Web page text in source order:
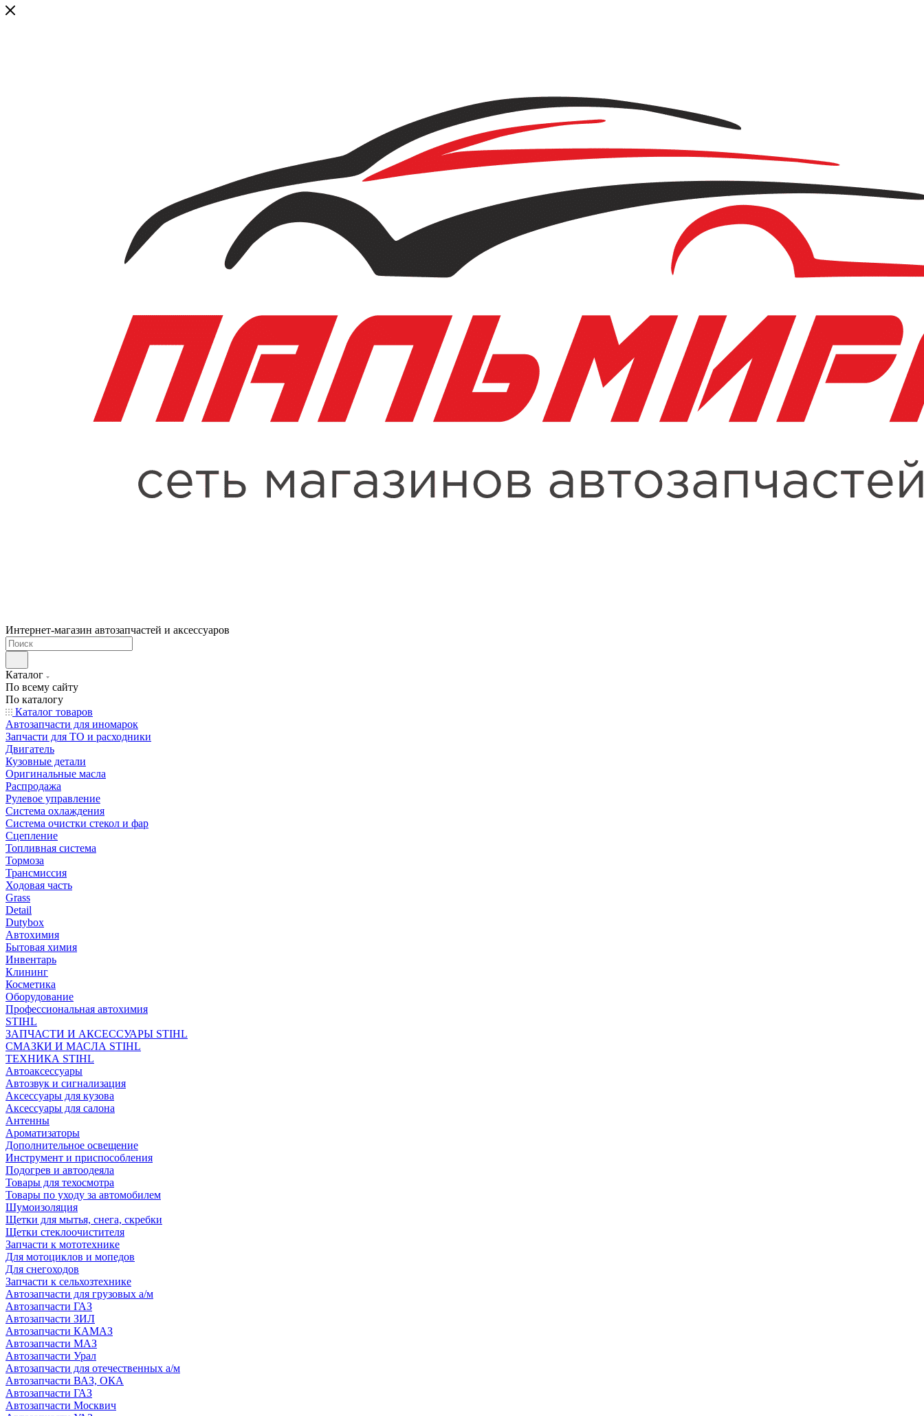
Интернет-магазин автозапчастей и аксессуаров
Каталог
По всему сайту
По каталогу
Каталог товаров
Автозапчасти для иномарок
Запчасти для ТО и расходники
Двигатель
Кузовные детали
Оригинальные масла
Распродажа
Рулевое управление
Система охлаждения
Система очистки стекол и фар
Сцепление
Топливная система
Тормоза
Трансмиссия
Ходовая часть
Grass
Detail
Dutybox
Автохимия
Бытовая химия
Инвентарь
Клининг
Косметика
Оборудование
Профессиональная автохимия
STIHL
ЗАПЧАСТИ И АКСЕССУАРЫ STIHL
СМАЗКИ И МАСЛА STIHL
ТЕХНИКА STIHL
Автоаксессуары
Автозвук и сигнализация
Аксессуары для кузова
Аксессуары для салона
Антенны
Ароматизаторы
Дополнительное освещение
Инструмент и приспособления
Подогрев и автоодеяла
Товары для техосмотра
Товары по уходу за автомобилем
Шумоизоляция
Щетки для мытья, снега, скребки
Щетки стеклоочистителя
Запчасти к мототехнике
Для мотоциклов и мопедов
Для снегоходов
Запчасти к сельхозтехнике
Автозапчасти для грузовых а/м
Автозапчасти ГАЗ
Автозапчасти ЗИЛ
Автозапчасти КАМАЗ
Автозапчасти МАЗ
Автозапчасти Урал
Автозапчасти для отечественных а/м
Автозапчасти ВАЗ, ОКА
Автозапчасти ГАЗ
Автозапчасти Москвич